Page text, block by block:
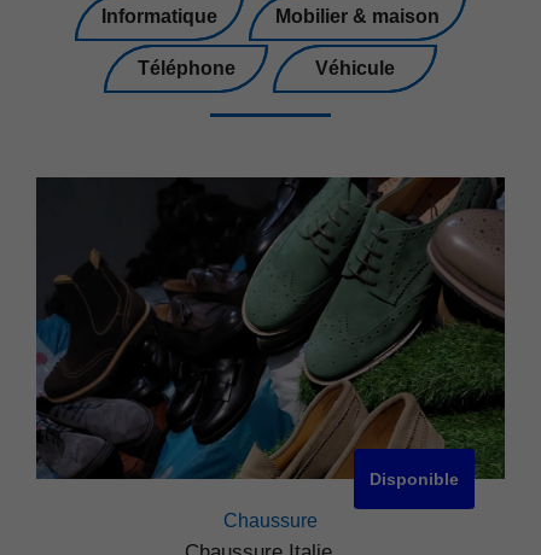
Informatique Mobilier & maison
Téléphone Véhicule
Disponible
Chaussure